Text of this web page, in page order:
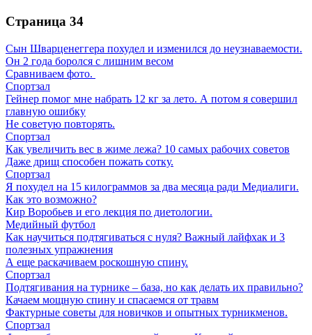
Страница 34
Сын Шварценеггера похудел и изменился до неузнаваемости.
Он 2 года боролся с лишним весом
Сравниваем фото.
Спортзал
Гейнер помог мне набрать 12 кг за лето. А потом я совершил
главную ошибку
Не советую повторять.
Спортзал
Как увеличить вес в жиме лежа? 10 самых рабочих советов
Даже дрищ способен пожать сотку.
Спортзал
Я похудел на 15 килограммов за два месяца ради Медиалиги.
Как это возможно?
Кир Воробьев и его лекция по диетологии.
Медийный футбол
Как научиться подтягиваться с нуля? Важный лайфхак и 3
полезных упражнения
А еще раскачиваем роскошную спину.
Спортзал
Подтягивания на турнике – база, но как делать их правильно?
Качаем мощную спину и спасаемся от травм
Фактурные советы для новичков и опытных турникменов.
Спортзал